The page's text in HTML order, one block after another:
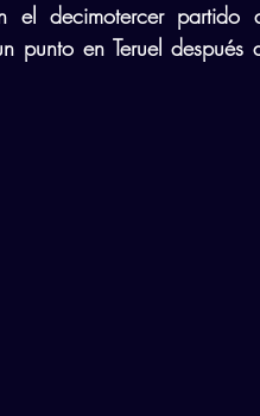
el decimotercer partido
punto en Teruel